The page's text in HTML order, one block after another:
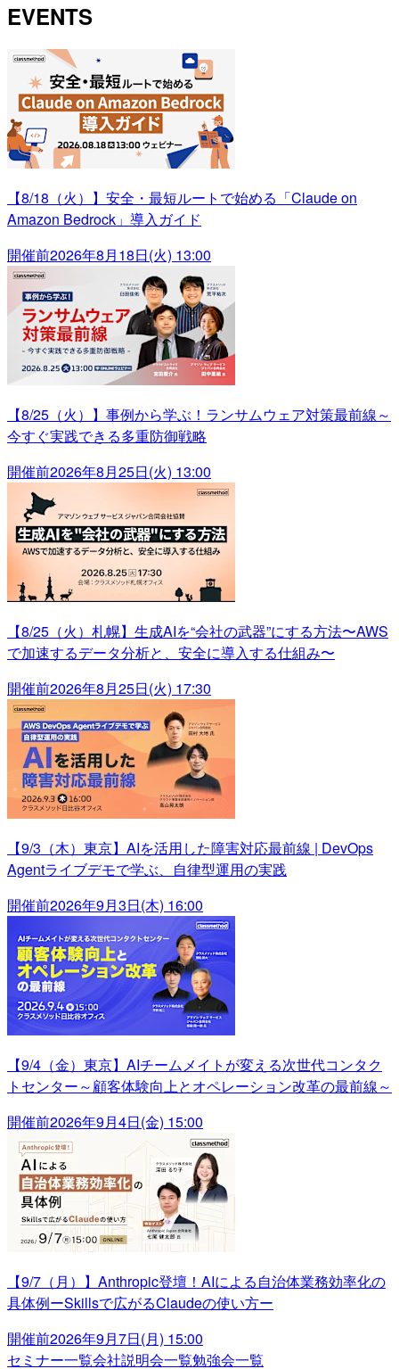
EVENTS
【8/18（火）】安全・最短ルートで始める「Claude on
Amazon Bedrock」導入ガイド
開催前2026年8月18日(火) 13:00
【8/25（火）】事例から学ぶ！ランサムウェア対策最前線～
今すぐ実践できる多重防御戦略
開催前2026年8月25日(火) 13:00
【8/25（火）札幌】生成AIを“会社の武器”にする方法〜AWS
で加速するデータ分析と、安全に導入する仕組み〜
開催前2026年8月25日(火) 17:30
【9/3（木）東京】AIを活用した障害対応最前線 | DevOps
Agentライブデモで学ぶ、自律型運用の実践
開催前2026年9月3日(木) 16:00
【9/4（金）東京】AIチームメイトが変える次世代コンタク
トセンター～顧客体験向上とオペレーション改革の最前線～
開催前2026年9月4日(金) 15:00
【9/7（月）】Anthropic登壇！AIによる自治体業務効率化の
具体例ーSkillsで広がるClaudeの使い方ー
開催前2026年9月7日(月) 15:00
セミナー一覧会社説明会一覧勉強会一覧